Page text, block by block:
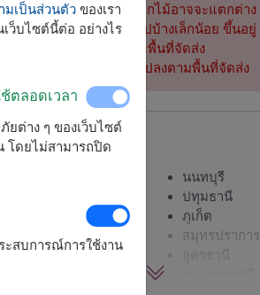
การจัดและดอกไม้อาจจะแตกต่าง
จากที่เห็นในรูปบ้างเล็กน้อย ขึ้นอยู่
กับฤดูกาลและพื้นที่จัดส่ง
ราคาเปลี่ยนแปลงตามพื้นที่จัดส่ง
จัดส่งได้
ขอนแก่น
จันทบุรี
ชลบุรี - พัทยา
นนทบุรี
ปทุมธานี
ภูเก็ต
สมุทรปราการ
มเป็นส่วนตัว ของเรา
ว็บไซต์นี้ต่อ อย่างไร
ช้ตลอดเวลา
ยต่าง ๆ ของเว็บไซต์
โดยไม่สามารถปิด
ะสบการณ์การใช้งาน